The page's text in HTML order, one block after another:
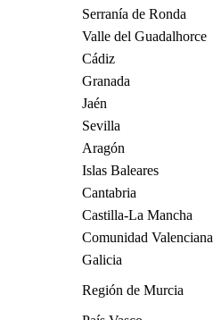
Serranía de Ronda
Valle del Guadalhorce
Cádiz
Granada
Jaén
Sevilla
Aragón
Islas Baleares
Cantabria
Castilla-La Mancha
Comunidad Valenciana
Galicia
Región de Murcia